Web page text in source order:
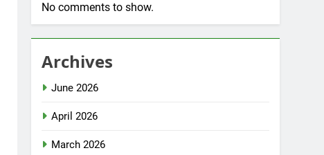
No comments to show.
Archives
June 2026
April 2026
March 2026